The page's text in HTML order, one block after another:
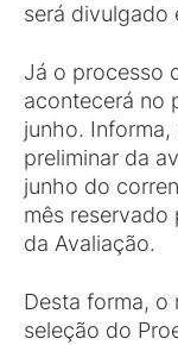
será divulgado
Já o processo
acontecerá no
junho.
preliminar da
junho do
mês reservado
da Avaliação.
Desta forma, o
seleção do